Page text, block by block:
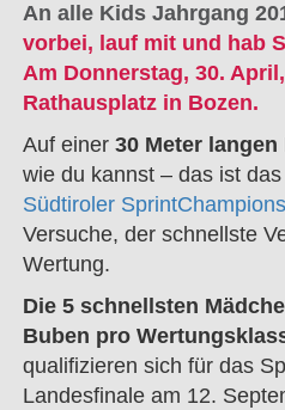
An alle Kids Jahrgang
vorbei, lauf mit und hab
Am Donnerstag, 30.
Rathausplatz in Bozen.
Auf einer30 Meter langen
wie du kannst – das ist
Südtiroler SprintChampions
Versuche, der schnellste
Wertung.
Die 5 schnellsten
Buben pro
qualifizieren sich für das
Landesfinale am 12.